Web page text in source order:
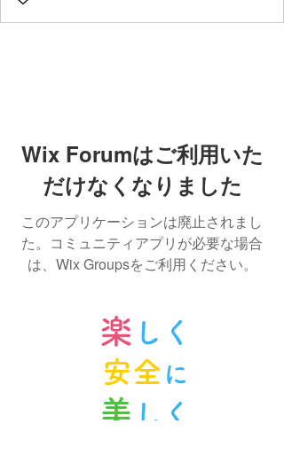
Wix Forumはご利用いた
だけなくなりました
このアプリケーションは廃止されまし
た。コミュニティアプリが必要な場合
は、Wix Groupsをご利用ください。
楽 しく
安全 に
美 しく